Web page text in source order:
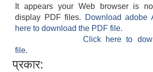
It appears your Web browser is
display PDF files.
Download adobe
here to download the PDF file.
Click here to
file.
प्रकार: